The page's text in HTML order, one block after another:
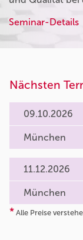
Seminar-Details
Nächsten
09.10.2026
München
11.12.2026
München
* Alle Preise